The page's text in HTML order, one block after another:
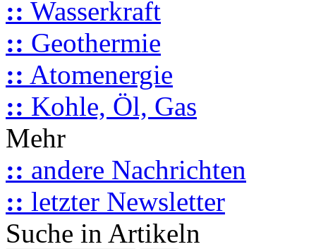
:: Wasserkraft
:: Geothermie
:: Atomenergie
:: Kohle, Öl, Gas
Mehr
:: andere Nachrichten
:: letzter Newsletter
Suche in Artikeln